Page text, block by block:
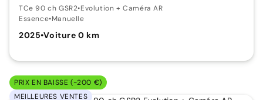
TCe 90 ch GSR2•Evolution + Caméra AR
Essence•Manuelle
2025•Voiture 0 km
PRIX EN BAISSE (-200 €)
MEILLEURES VENTES